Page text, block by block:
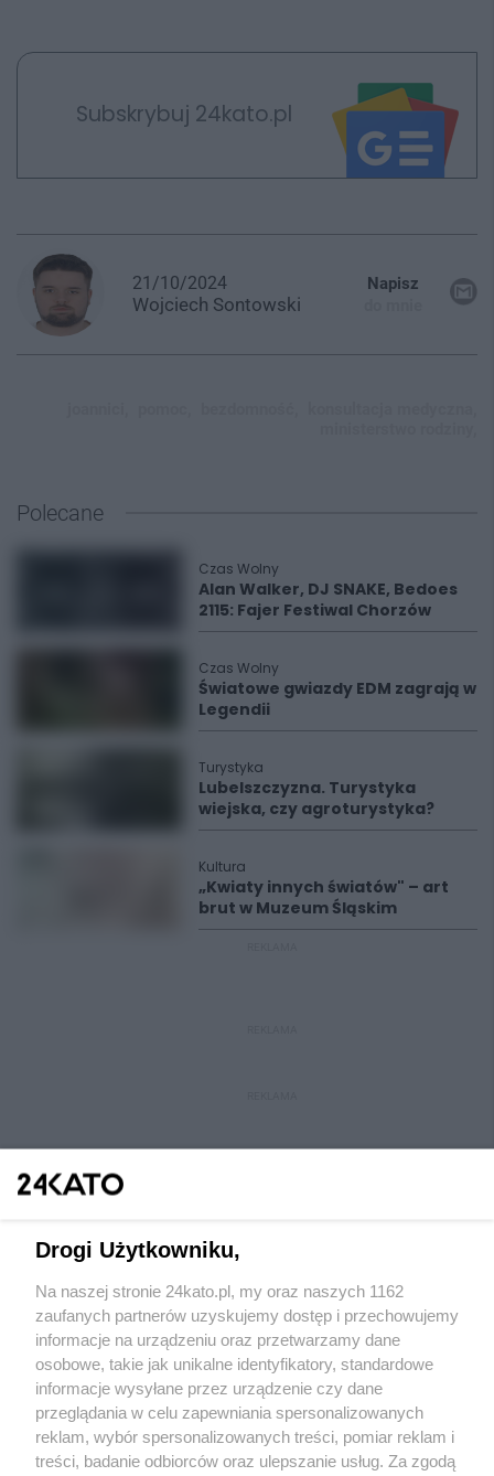
Subskrybuj 24kato.pl
21/10/2024
Wojciech Sontowski
Napisz
Polecane
Czas Wolny
Alan Walker, DJ SNAKE, Bedoes
2115: Fajer Festiwal Chorzów
Czas Wolny
Światowe gwiazdy EDM zagrają w
Legendii
Turystyka
Lubelszczyzna. Turystyka
wiejska, czy agroturystyka?
Kultura
„Kwiaty innych światów" – art
brut w Muzeum Śląskim
Wydawca mediów lokalnych
Nie zapomnij
zapoznać się z:
polityką prywatności regulamin korzystania z portali
Drogi Użytkowniku,
Na naszej stronie 24kato.pl, my oraz naszych 1162
zaufanych partnerów uzyskujemy dostęp i przechowujemy
informacje na urządzeniu oraz przetwarzamy dane
osobowe, takie jak unikalne identyfikatory, standardowe
informacje wysyłane przez urządzenie czy dane
przeglądania w celu zapewniania spersonalizowanych
reklam, wybór spersonalizowanych treści, pomiar reklam i
treści, badanie odbiorców oraz ulepszanie usług. Za zgodą